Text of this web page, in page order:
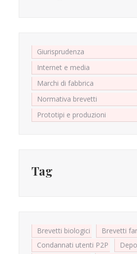
Giurisprudenza
Internet e media
Marchi di fabbrica
Normativa brevetti
Prototipi e produzioni
Tag
Brevetti biologici
Brevetti
Condannati utenti P2P